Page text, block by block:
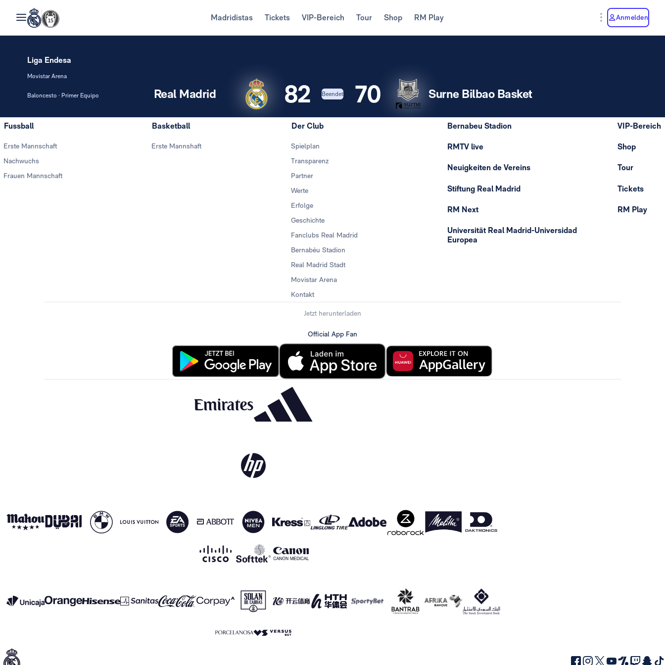
Madridistas Tickets VIP-Bereich Tour Shop RM Play Anmelden
Liga Endesa
Movistar Arena
Baloncesto · Primer Equipo 82 70
Real Madrid Beendet Surne Bilbao Basket
Fussball
Erste Mannschaft
Nachwuchs
Frauen Mannschaft
Basketball
Erste Mannshaft
Der Club
Spielplan
Transparenz
Partner
Werte
Erfolge
Geschichte
Fanclubs Real Madrid
Bernabéu Stadion
Real Madrid Stadt
Movistar Arena
Kontakt
Bernabeu Stadion
RMTV live
Neuigkeiten de Vereins
Stiftung Real Madrid
RM Next
Universität Real Madrid-Universidad
Europea
VIP-Bereich
Shop
Tour
Tickets
RM Play
Jetzt herunterladen
Official App Fan